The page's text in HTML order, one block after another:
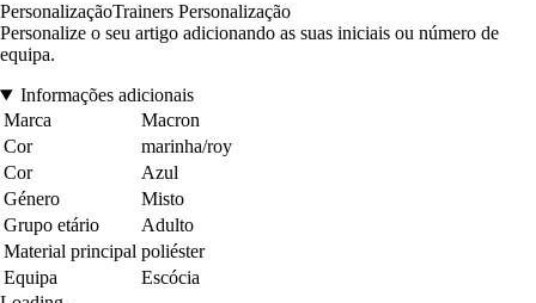
PersonalizaçãoTrainers Personalização
Personalize o seu artigo adicionando as suas iniciais ou número de
equipa.
Informações adicionais
Marca
Macron
Cor
marinha/roy
Cor
Azul
Género
Misto
Grupo etário
Adulto
Material principal poliéster
Equipa
Escócia